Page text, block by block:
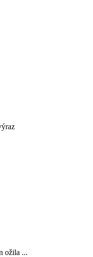
ožila ...